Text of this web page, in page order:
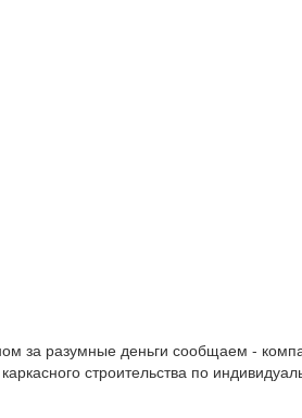
за разумные деньги сообщаем -
строительства по